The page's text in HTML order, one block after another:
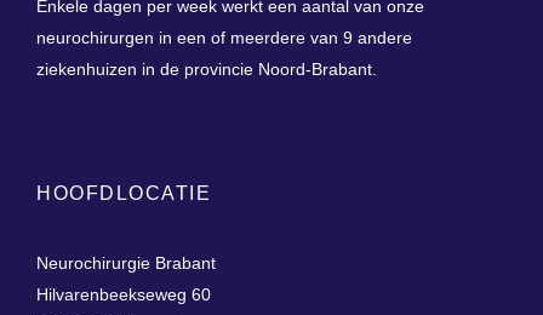
Enkele dagen per week werkt een aantal van onze
neurochirurgen in een of meerdere van 9 andere
ziekenhuizen in de provincie Noord-Brabant.
HOOFDLOCATIE
Neurochirurgie Brabant
Hilvarenbeekseweg 60